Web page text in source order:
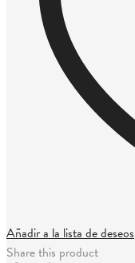
Añadir a la lista de deseos
Share this product